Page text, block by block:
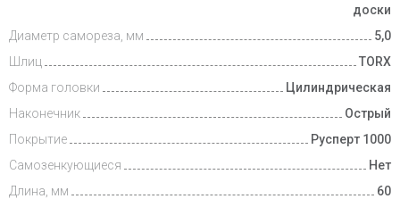
доски
Диаметр самореза, мм
5,0
Шлиц
TORX
Форма головки
Цилиндрическая
Наконечник
Острый
Покрытие
Русперт 1000
Самозенкующиеся
Нет
Длина, мм
60